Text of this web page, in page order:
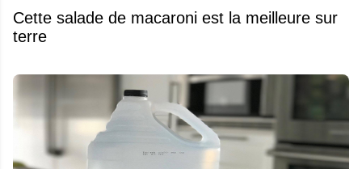
Cette salade de macaroni est la meilleure sur
terre